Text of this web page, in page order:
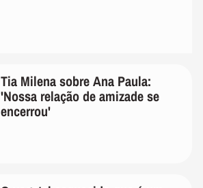
Tia Milena sobre Ana Paula:
'Nossa relação de amizade se
encerrou'